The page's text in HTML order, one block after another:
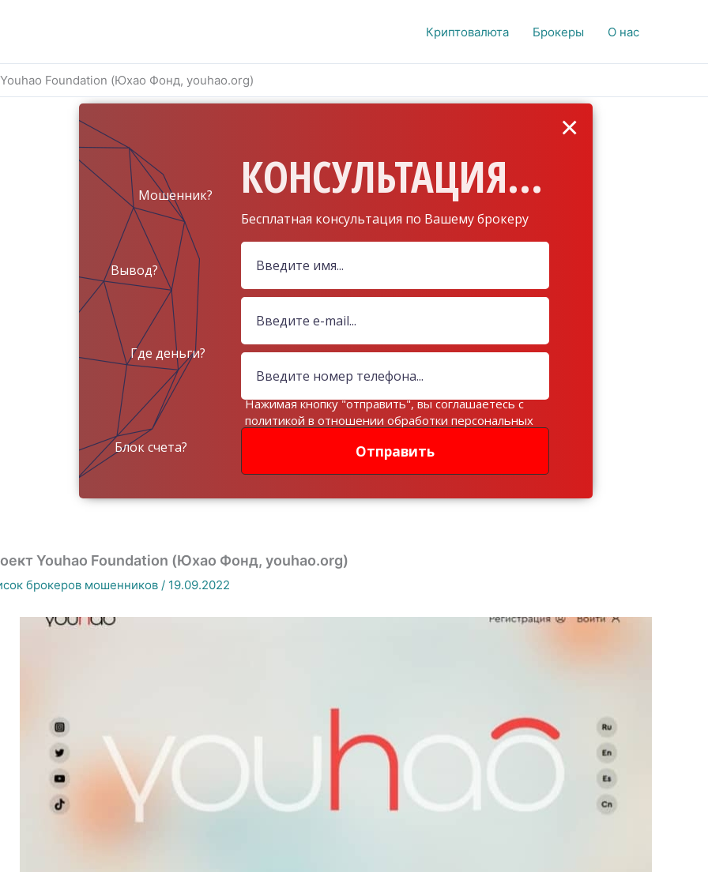
Криптовалюта Брокеры О нас
Foundation (Юхао Фонд, youhao.org)
КОНСУЛЬТАЦИЯ...
Бесплатная консультация по Вашему брокеру
Мошенник?
Вывод?
Где деньги?
Блок счета? Отправить
×
Нажимая кнопку "отправить", вы соглашаетесь с
политикой в отношении обработки персональных
Youhao Foundation (Юхао Фонд, youhao.org)
брокеров мошенников / 19.09.2022